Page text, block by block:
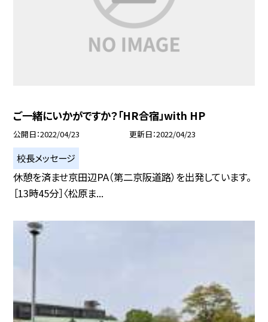
ご一緒にいかがですか？「HR合宿」with HP
公開日 2022/04/23 更新日 2022/04/23
校長メッセージ
休憩を済ませ京田辺PA（第二京阪道路）を出発しています。
［13時45分］〈松原ま...